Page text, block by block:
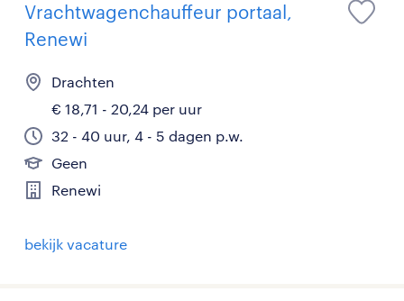
Vrachtwagenchauffeur portaal,
Renewi
Drachten
€ 18,71 - 20,24 per uur
32 - 40 uur, 4 - 5 dagen p.w.
Geen
Renewi
bekijk vacature